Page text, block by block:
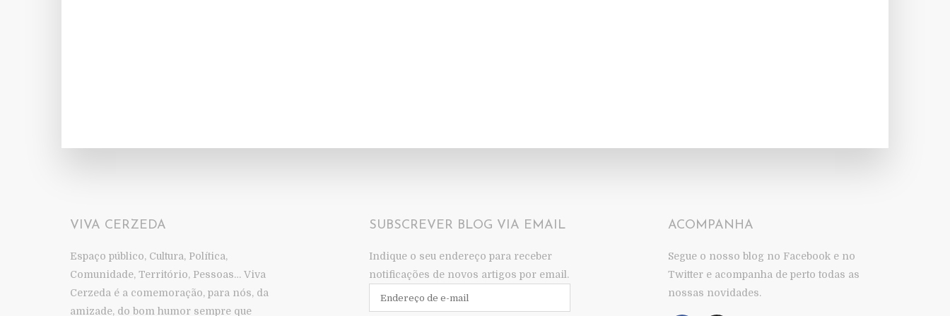
VIVA CERZEDA
Espaço público, Cultura, Política,
Comunidade, Território, Pessoas… Viva
Cerzeda é a comemoração, para nós, da
amizade, do bom humor sempre que
SUBSCREVER BLOG VIA EMAIL
Indique o seu endereço para receber
notificações de novos artigos por email.
Endereço
de
ACOMPANHA
Segue o nosso blog no Facebook e no
Twitter e acompanha de perto todas as
nossas novidades.